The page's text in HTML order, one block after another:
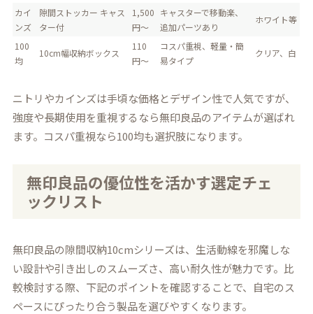
カイ
ンズ
隙間ストッカー キャス
ター付
1,500
円〜
キャスターで移動楽、
追加パーツあり
ホワイト等
100
均
10cm幅収納ボックス
110
円〜
コスパ重視、軽量・簡
易タイプ
クリア、白
ニトリやカインズは手頃な価格とデザイン性で人気ですが、
強度や長期使用を重視するなら無印良品のアイテムが選ばれ
ます。コスパ重視なら100均も選択肢になります。
無印良品の優位性を活かす選定チェ
ックリスト
無印良品の隙間収納10cmシリーズは、生活動線を邪魔しな
い設計や引き出しのスムーズさ、高い耐久性が魅力です。比
較検討する際、下記のポイントを確認することで、自宅のス
ペースにぴったり合う製品を選びやすくなります。